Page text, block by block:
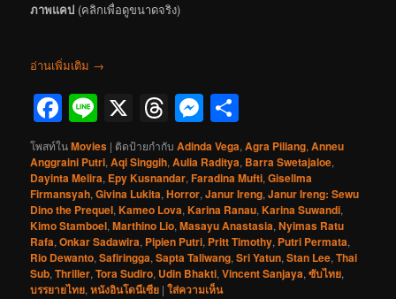
ภาพแคป (คลิกเพื่อดูขนาดจริง)
อ่านเพิ่มเติม →
Facebook
Line
X Threads
Messenger
โพสท์ในMovies | ติดป้ายกำกับ Adinda Vega,Agra Piliang,Anneu
Anggraini Putri,Aqi Singgih,Aulia Raditya, Barra Swetajaloe,
Dayinta Melira, Epy Kusnandar,Faradina Mufti,Gisellma
Firmansyah,Givina Lukita,Horror,Janur Ireng,Janur Ireng: Sewu
Dino the Prequel,Kameo Lova,Karina Ranau,Karina Suwandi,
Kimo Stamboel,Marthino Lio,Masayu Anastasia,Nyimas Ratu
Rafa,Onkar Sadawira, Pipien Putri, Pritt Timothy, Putri Permata,
Rio Dewanto,Safiringga,Sapta Taliwang,Sri Yatun,Stan Lee,Thai
Sub,Thriller,Tora Sudiro, Udin Bhakti,Vincent Sanjaya,ซับไทย,
บรรยายไทย,หนังอินโดนีเซีย |ใส่ความเห็น